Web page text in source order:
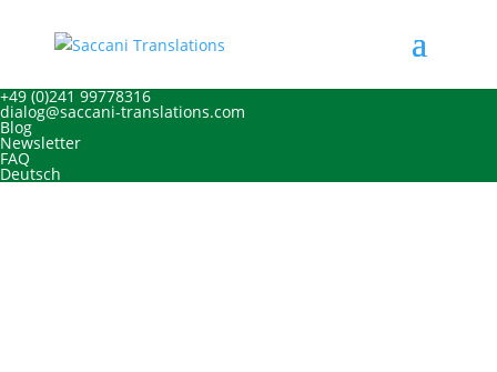
+49 (0)241 99778316
dialog@saccani-translations.com
Blog
Newsletter
FAQ
Deutsch